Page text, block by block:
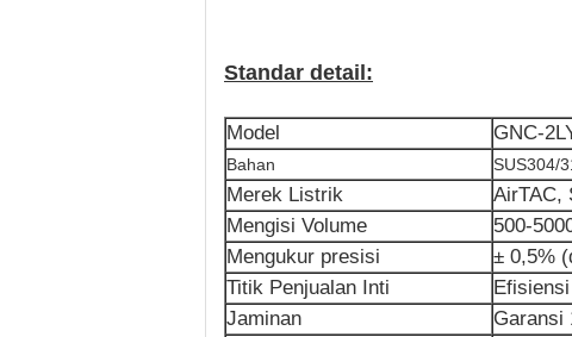
Standar detail :
Model GNC-
Bahan SUS304/
Merek Listrik
AirTAC,
Mengisi Volume
500-
Mengukur presisi
± 0,5%
Titik Penjualan Inti
Jaminan
Garansi